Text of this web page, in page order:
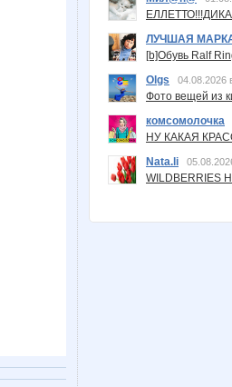
ЛУЧШАЯ
[b]Обувь Ralf
Olgs
04.08.2026
Фото вещей из
комсомолочка
НУ КАКАЯ
Nata.li